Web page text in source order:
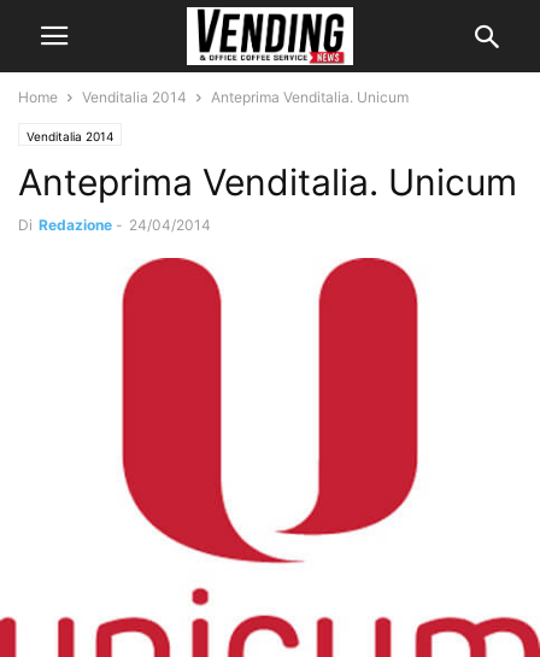
Home Venditalia 2014 Anteprima Venditalia. Unicum
Venditalia 2014
Anteprima Venditalia. Unicum
Di Redazione - 24/04/2014